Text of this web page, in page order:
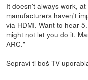
It doesn't always work,
manufacturers haven't
via HDMI. Want to hear
might not let you do it.
ARC."
Sepravi ti boš TV